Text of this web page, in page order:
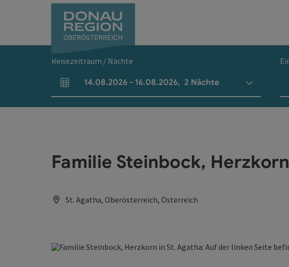
Reisezeitraum / Nächte
An- und Abreisefelder
14.08.2026 - 16.08.2026, 2 Nächte
Familie Steinbock, Herzkorn
St. Agatha, Oberösterreich, Österreich